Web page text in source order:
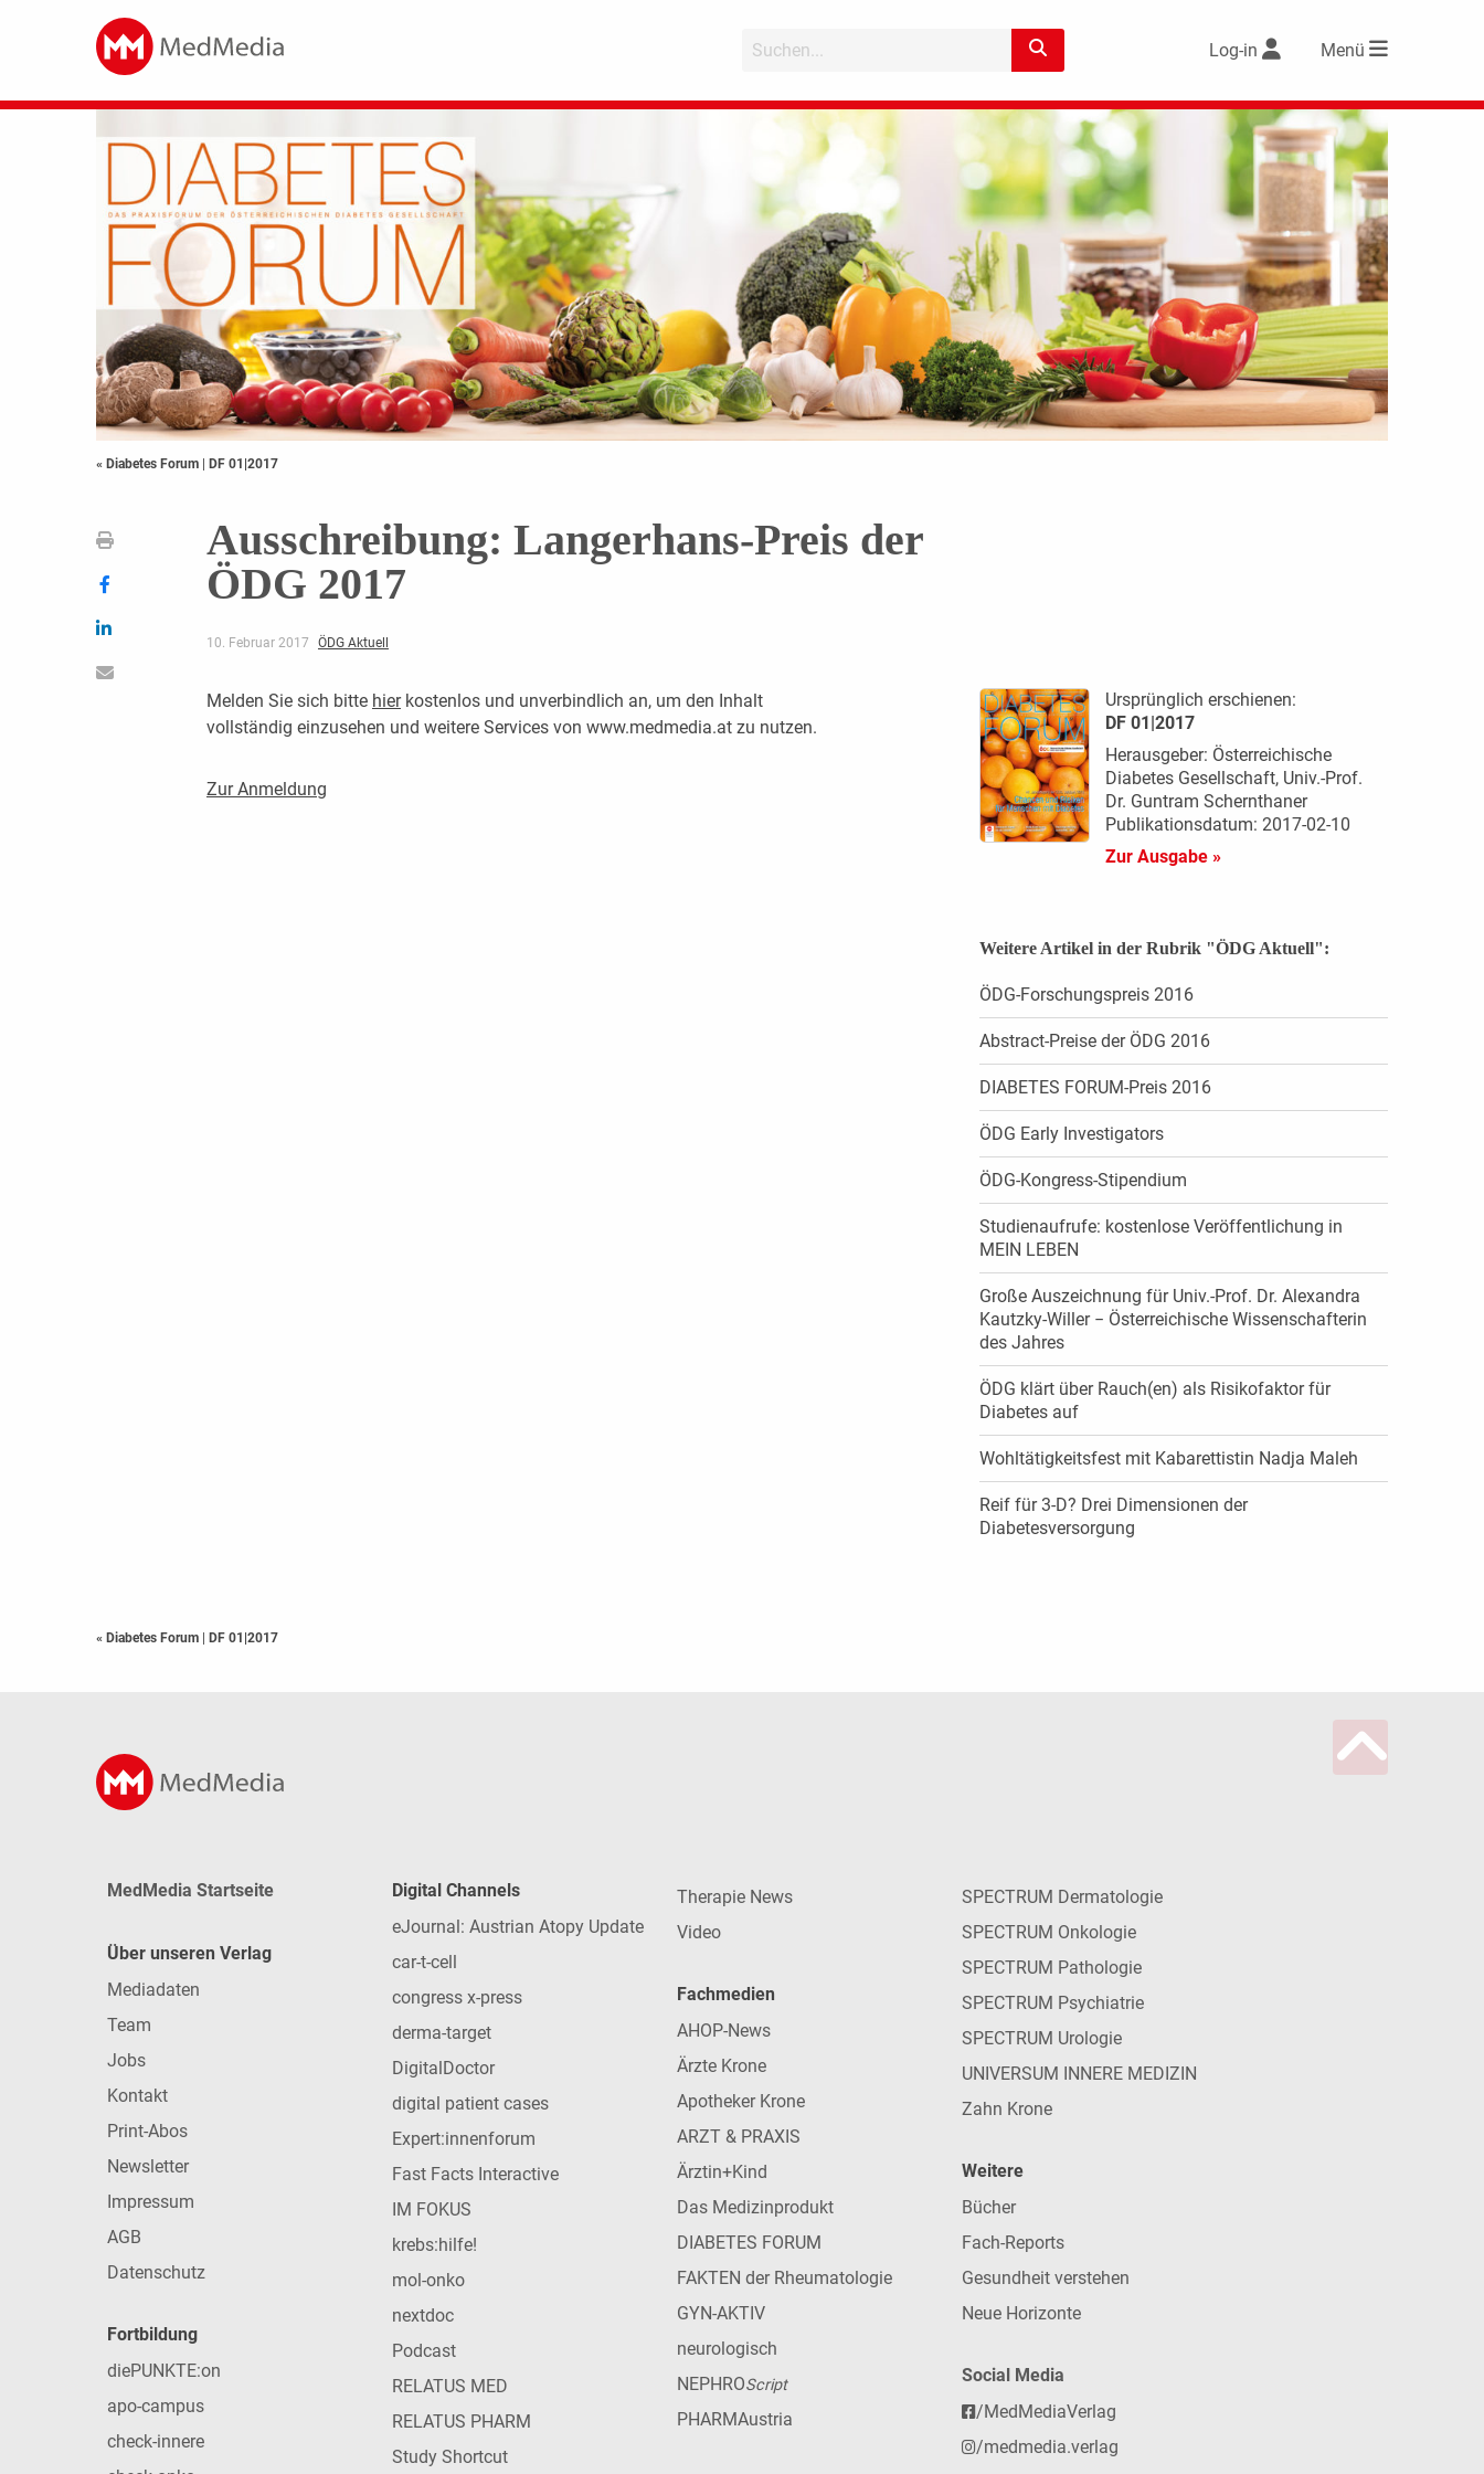
Log-in Menü
« Diabetes Forum | DF 01|2017
Ausschreibung: Langerhans-Preis der
ÖDG 2017
10. Februar 2017 ÖDG Aktuell
Melden Sie sich bitte hierkostenlos und unverbindlich an, um den Inhalt
vollständig einzusehen und weitere Services von www.medmedia.at zu nutzen.
Zur Anmeldung
Ursprünglich erschienen:
DF 01|2017
Herausgeber: Österreichische
Diabetes Gesellschaft, Univ.-Prof.
Dr. Guntram Schernthaner
Publikationsdatum: 2017-02-10
Zur Ausgabe »
Weitere Artikel in der Rubrik "ÖDG Aktuell":
ÖDG-Forschungspreis 2016
Abstract-Preise der ÖDG 2016
DIABETES FORUM-Preis 2016
ÖDG Early Investigators
ÖDG-Kongress-Stipendium
Studienaufrufe: kostenlose Veröffentlichung in
MEIN LEBEN
Große Auszeichnung für Univ.-Prof. Dr. Alexandra
Kautzky-Willer − Österreichische Wissenschafterin
des Jahres
ÖDG klärt über Rauch(en) als Risikofaktor für
Diabetes auf
Wohltätigkeitsfest mit Kabarettistin Nadja Maleh
Reif für 3-D? Drei Dimensionen der
Diabetesversorgung
« Diabetes Forum | DF 01|2017
MedMedia Startseite
Über unseren Verlag
Mediadaten
Team
Jobs
Kontakt
Print-Abos
Newsletter
Impressum
AGB
Datenschutz
Fortbildung
diePUNKTE:on
apo-campus
check-innere
Digital Channels
eJournal: Austrian Atopy Update
car-t-cell
congress x-press
derma-target
DigitalDoctor
digital patient cases
Expert:innenforum
Fast Facts Interactive
IM FOKUS
krebs:hilfe!
mol-onko
nextdoc
Podcast
RELATUS MED
RELATUS PHARM
Study Shortcut
Therapie News
Video
Fachmedien
AHOP-News
Ärzte Krone
Apotheker Krone
ARZT & PRAXIS
Ärztin+Kind
Das Medizinprodukt
DIABETES FORUM
FAKTEN der Rheumatologie
GYN-AKTIV
neurologisch
NEPHROScript
PHARMAustria
SPECTRUM Dermatologie
SPECTRUM Onkologie
SPECTRUM Pathologie
SPECTRUM Psychiatrie
SPECTRUM Urologie
UNIVERSUM INNERE MEDIZIN
Zahn Krone
Weitere
Bücher
Fach-Reports
Gesundheit verstehen
Neue Horizonte
Social Media
/MedMediaVerlag
/medmedia.verlag